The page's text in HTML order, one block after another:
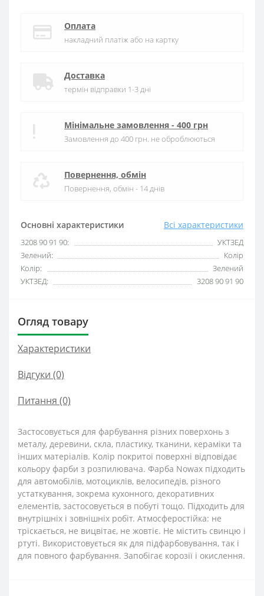
Основні характеристики Всі характеристики
3208 90 91 90:
УКТЗЕД
Зелений:
Колір
Колір:
Зелений
УКТЗЕД:
3208 90 91 90
Оплата
накладний платіж або на картку
Доставка
термін відправки 1-3 дні
Мінімальне замовлення - 400 грн
Замовлення до 400 грн. не оброблюються
Повернення, обмін
Повернення, обмін - 14 днів
Огляд товару
Характеристики
Відгуки (0)
Питання (0)
Застосовується для фарбування різних поверхонь з
металу, деревини, скла, пластику, тканини, кераміки та
інших матеріалів. Колір покритої поверхні відповідає
кольору фарби з розпилювача. Фарба Nowax підходить
для автомобілів, мотоциклів, велосипедів, різного
устаткування, зокрема кухонного, декоративних
елементів, застосовується в побуті тощо. Підходить для
внутрішніх і зовнішніх робіт. Атмосферостійка: не
тріскається, не вицвітає, не жовтіє. Не містить свинцю і
ртуті. Використовується як для підфарбовування, так і
для повного фарбування. Запобігає корозії і окислення.